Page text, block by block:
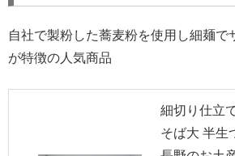
自社で製粉した蕎麦粉を使用し細麺で
が特徴の人気商品
細切り仕立
そば大 半生